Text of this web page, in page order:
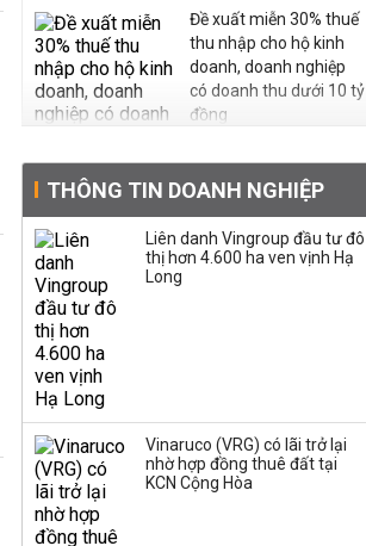
Đề xuất miễn 30% thuế
thu nhập cho hộ kinh
doanh, doanh nghiệp
có doanh thu dưới 10 tỷ
đồng
gần 500 triệu cổ phiếu,
tăng vốn lên gần
77.800 tỷ
phiếu, người làm chủ
tịch ở tuổi 27
THÔNG TIN DOANH NGHIỆP
Liên danh Vingroup đầu tư đô
thị hơn 4.600 ha ven vịnh Hạ
Long
Vinaruco (VRG) có lãi trở lại
nhờ hợp đồng thuê đất tại
KCN Cộng Hòa